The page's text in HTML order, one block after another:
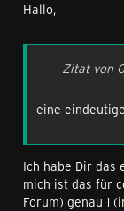
Hallo,
Zitat von
eine eindeutige
Ich habe Dir das
mich ist das für
Forum) genau 1